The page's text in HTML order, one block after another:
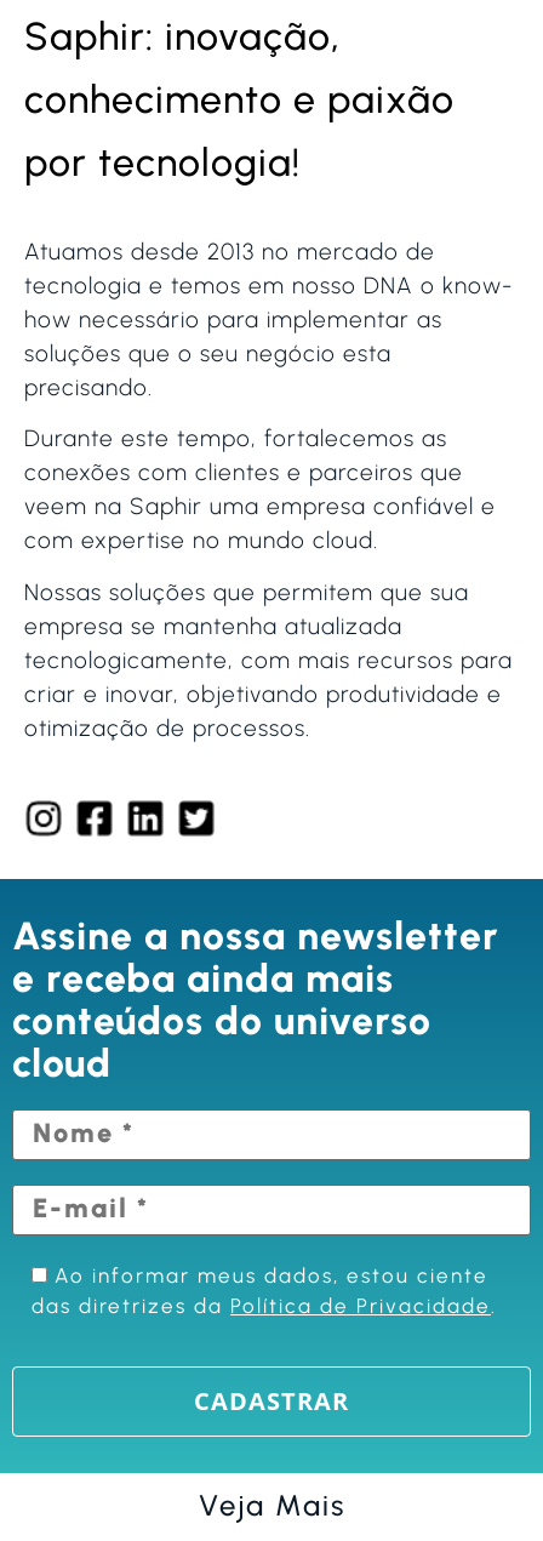
Saphir: inovação,
conhecimento e paixão
por tecnologia!
Atuamos desde 2013 no mercado de
tecnologia e temos em nosso DNA o know-
how necessário para implementar as
soluções que o seu negócio esta
precisando.
Durante este tempo, fortalecemos as
conexões com clientes e parceiros que
veem na Saphir uma empresa confiável e
com expertise no mundo cloud.
Nossas soluções que permitem que sua
empresa se mantenha atualizada
tecnologicamente, com mais recursos para
criar e inovar, objetivando produtividade e
otimização de processos.
Assine a nossa newsletter
e receba ainda mais
conteúdos do universo
cloud
Ao informar meus dados, estou ciente
das diretrizes da Política de Privacidade.
Veja Mais